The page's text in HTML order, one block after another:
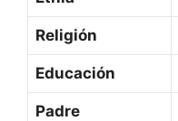
Religión
Educación
Padre